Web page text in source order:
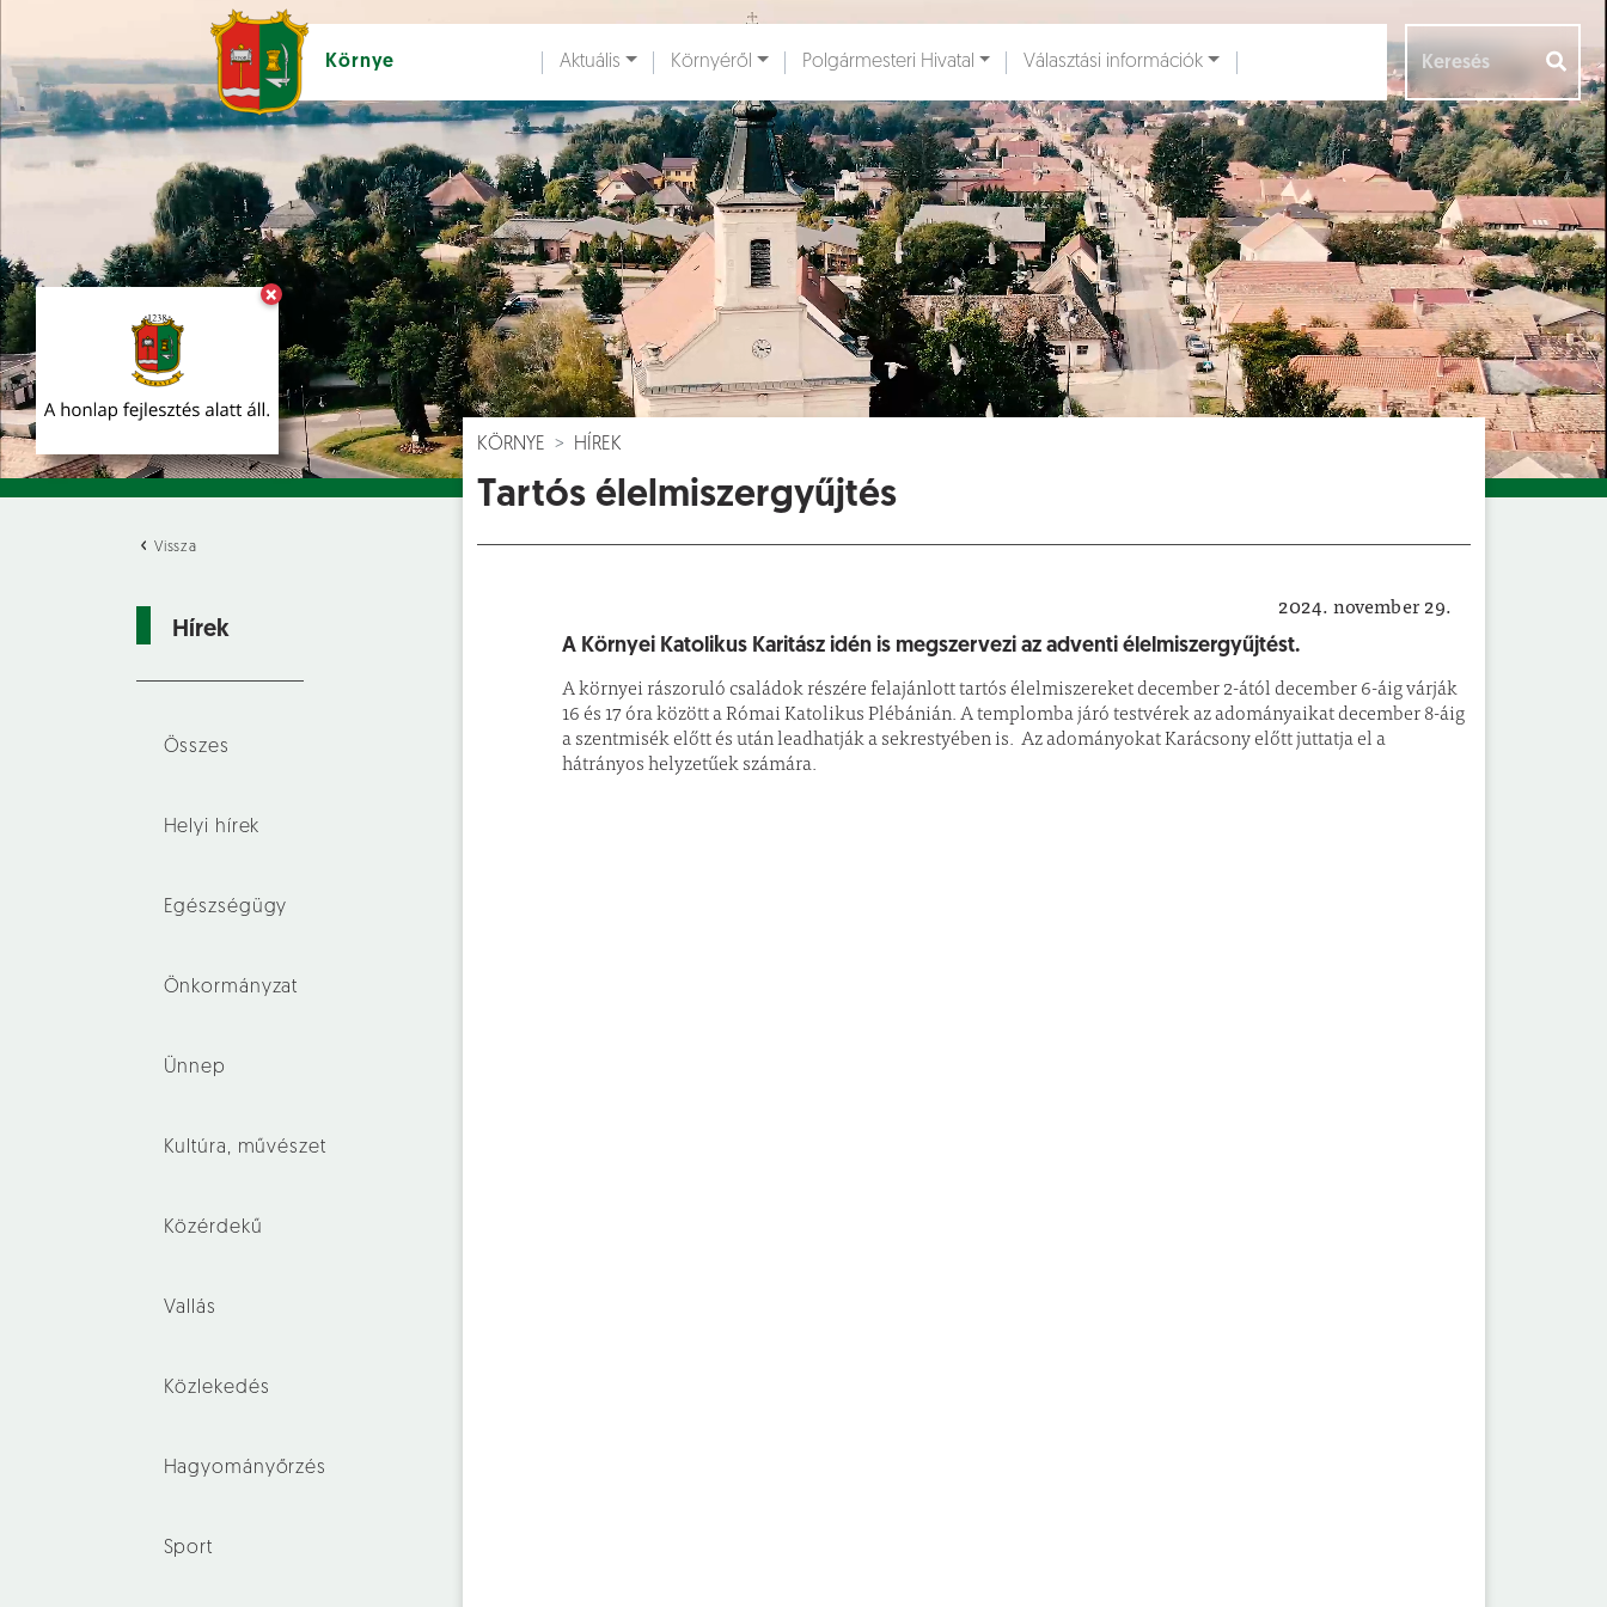
×
Környe
Ugrás a fő tartalomhoz
Aktuális Környéről Polgármesteri Hivatal Választási információk
Vissza
Hírek
Összes
Helyi hírek
Egészségügy
Önkormányzat
Ünnep
Kultúra, művészet
Közérdekű
Vallás
Közlekedés
Hagyományőrzés
Sport
KÖRNYE HÍREK
Tartós élelmiszergyűjtés
Jótékonyság
2024. november 29.
A Környei Katolikus Karitász idén is megszervezi az adventi élelmiszergyűjtést.
A környei rászoruló családok részére felajánlott tartós élelmiszereket december 2-ától december 6-áig várják
16 és 17 óra között a Római Katolikus Plébánián. A templomba járó testvérek az adományaikat december 8-áig
a szentmisék előtt és után leadhatják a sekrestyében is. Az adományokat Karácsony előtt juttatja el a
hátrányos helyzetűek számára.
Hírek [ Események [] Dokumentumok [] Aloldalak []